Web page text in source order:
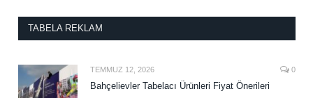
TABELA REKLAM
TEMMUZ 12, 2026 0
Bahçelievler Tabelacı Ürünleri Fiyat Önerileri